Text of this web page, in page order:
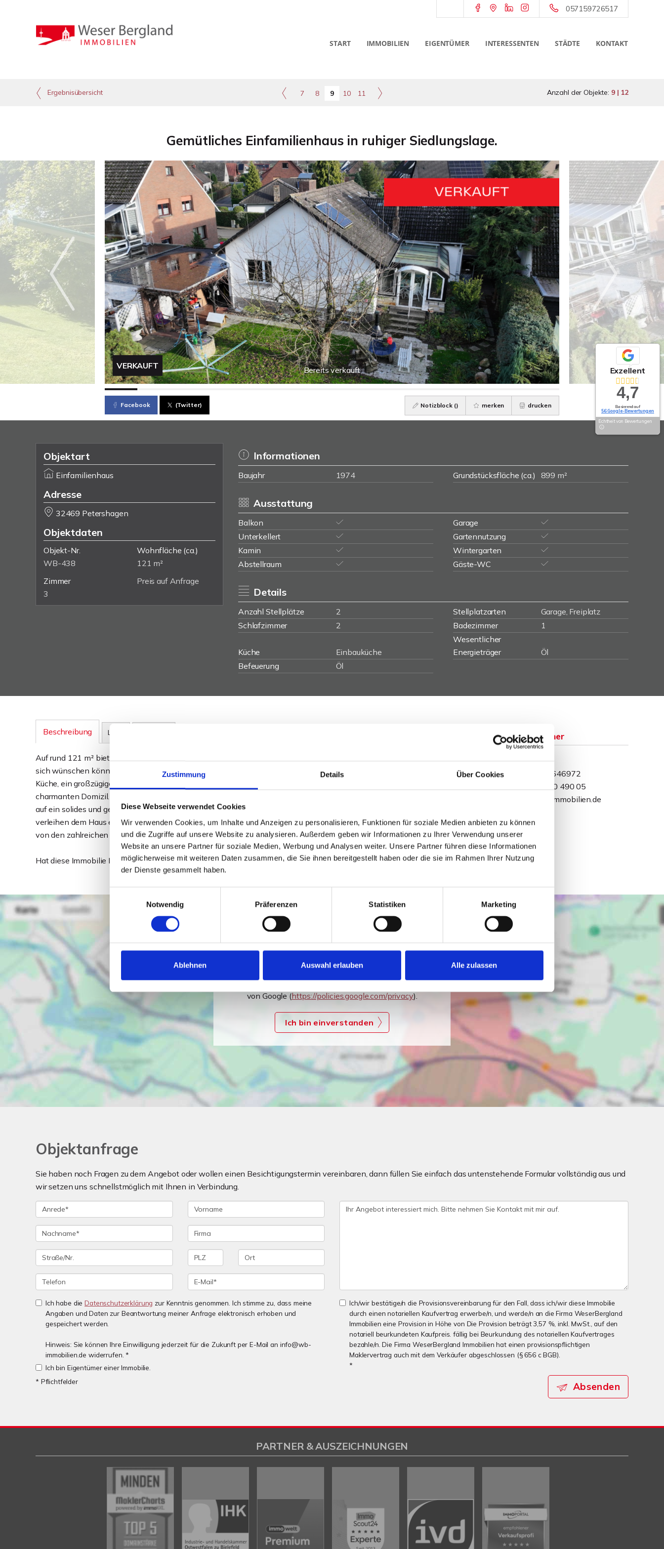
Zustimmung Details Über Cookies
Diese Webseite verwendet Cookies
Wir verwenden Cookies, um Inhalte und Anzeigen zu personalisieren, Funktionen für soziale Medien anbieten zu können
und die Zugriffe auf unsere Website zu analysieren. Außerdem geben wir Informationen zu Ihrer Verwendung unserer
Website an unsere Partner für soziale Medien, Werbung und Analysen weiter. Unsere Partner führen diese Informationen
möglicherweise mit weiteren Daten zusammen, die Sie ihnen bereitgestellt haben oder die sie im Rahmen Ihrer Nutzung
der Dienste gesammelt haben.
Notwendig
Präferenzen Statistiken Marketing
Ablehnen Auswahl erlauben Alle zulassen
057159726517
START IMMOBILIEN EIGENTÜMER INTERESSENTEN STÄDTE KONTAKT
Ergebnisübersicht 7 8 9 10 11 Anzahl der Objekte: 9 | 12
Gemütliches Einfamilienhaus in ruhiger Siedlungslage.
Bereits verkauft
VERKAUFT
Facebook (Twitter) Notizblock () merken drucken
Objektart
Einfamilienhaus
Adresse
32469 Petershagen
Objektdaten
Objekt-Nr.
WB-438
Wohnfläche (ca.)
121 m²
Zimmer
3
Preis auf Anfrage
Informationen
Baujahr 1974 Grundstücksfläche (ca.) 899 m²
Ausstattung
Balkon
Garage
Unterkellert
Gartennutzung
Kamin
Wintergarten
Abstellraum
Gäste-WC
Details
Anzahl Stellplätze 2 Stellplatzarten
Garage, Freiplatz
Schlafzimmer
2 Badezimmer 1
Küche Einbauküche
Wesentlicher
Energieträger
Öl
Befeuerung
Öl
Beschreibung Lage
Auf rund 121 m² bietet dieses in Massivbauweise errichtete Einfamilienhaus alle Annehmlichkeiten, die Sie
sich wünschen können. Zwei komfortable Schlafzimmer, ein Badezimmer, ein separates Gäste-WC, eine
Küche, ein großzügiger Wohn- und Essbereich sowie ein gemütlicher Wintergarten erwarten Sie in diesem
charmanten Domizil. Dieses Einfamilienhaus ist der perfekte Rückzugsort für Familien oder Paare, die Wert
auf ein solides und gemütliches Zuhause legen. Der gepflegte Garten, der Wintergarten und der Kamin
verleihen dem Haus eine besondere Atmosphäre und laden zum Wohlfühlen ein. Überzeugen Sie sich selbst
von den zahlreichen Vorzügen dieses einzigartigen Hauses.
Hat diese Immobilie Ihr Interesse geweckt? Dann vereinbaren Sie noch heute Ihren Besichtigungstermin!
Ansprechpartner
Telefon: 015234646972
Telefax: 0571 870 490 05
dbehrendt@wb-immobilien.de
Ich bin damit einverstanden, dass mir Karten von Google
angezeigt werden. Es gelten die Datenschutzbedingungen
von Google (https://policies.google.com/privacy).
Ich bin einverstanden
Objektanfrage
Sie haben noch Fragen zu dem Angebot oder wollen einen Besichtigungstermin vereinbaren, dann füllen Sie einfach das untenstehende Formular vollständig aus und
wir setzen uns schnellstmöglich mit Ihnen in Verbindung.
Ich habe dieDatenschutzerklärung zur Kenntnis genommen. Ich stimme zu, dass meine
Angaben und Daten zur Beantwortung meiner Anfrage elektronisch erhoben und
gespeichert werden.
Hinweis: Sie können Ihre Einwilligung jederzeit für die Zukunft per E-Mail an info@wb-
immobilien.de widerrufen. *
Ich bin Eigentümer einer Immobilie.
Ich/wir bestätige/n die Provisionsvereinbarung für den Fall, dass ich/wir diese Immobilie
durch einen notariellen Kaufvertrag erwerbe/n, und werde/n an die Firma WeserBergland
Immobilien eine Provision in Höhe von Die Provision beträgt 3,57 %, inkl. MwSt., auf den
notariell beurkundeten Kaufpreis. fällig bei Beurkundung des notariellen Kaufvertrages
bezahle/n. Die Firma WeserBergland Immobilien hat einen provisionspflichtigen
Maklervertrag auch mit dem Verkäufer abgeschlossen (§ 656 c BGB).
*
* Pflichtfelder
Absenden
Exzellent
4,7
Basierend auf
56 Google-Bewertungen
Echtheit von Bewertungen
PARTNER & AUSZEICHNUNGEN